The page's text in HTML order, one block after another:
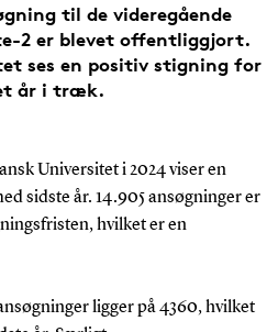
til de videregående
2 er blevet offentliggjort.
ses en positiv stigning for
år i træk.
Universitet i 2024 viser en
sidste år. 14.905 ansøgninger er
hvilket er en
ligger på 4360, hvilket